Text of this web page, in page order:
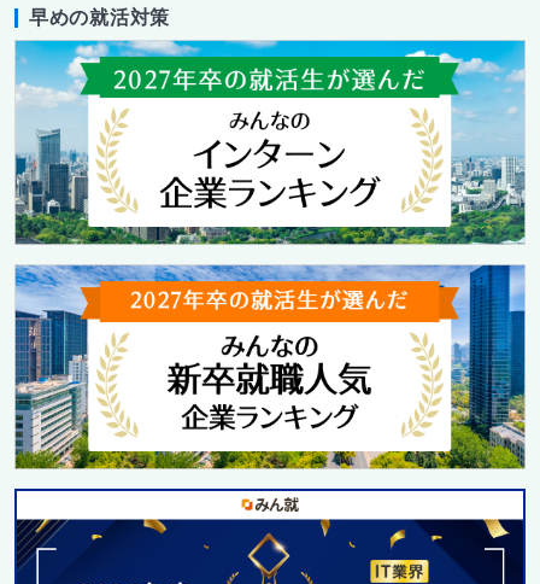
早めの就活対策